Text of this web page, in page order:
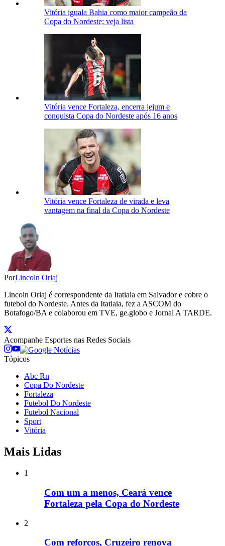
Vitória iguala Bahia como maior campeão da
Copa do Nordeste; veja lista
Vitória vence Fortaleza, encerra jejum e
conquista Copa do Nordeste após 16 anos
Vitória vence Fortaleza de virada e leva
vantagem na final da Copa do Nordeste
PorLincoln Oriaj
Lincoln Oriaj é correspondente da Itatiaia em Salvador e cobre o
futebol do Nordeste. Antes da Itatiaia, fez a ASCOM do
Botafogo/BA e colaborou em TVE, ge.globo e Jornal A TARDE.
Acompanhe Esportes nas Redes Sociais
Tópicos
Abc Rn
Copa Do Nordeste
Fortaleza
Futebol Do Nordeste
Futebol Nacional
Sport
Vitória
Mais Lidas
1
Com um a menos, Ceará vence
Fortaleza pela Copa do Nordeste
2
Com reforços, Cruzeiro renova